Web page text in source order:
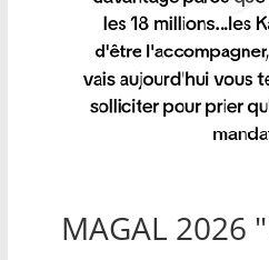
MAGAL 2026